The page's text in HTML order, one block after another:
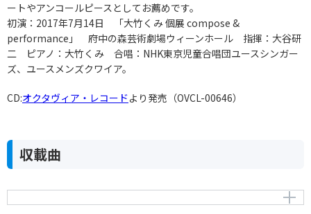
ートやアンコールピースとしてお薦めです。
初演：2017年7月14日 「大竹くみ 個展 compose &
performance」 府中の森芸術劇場ウィーンホール 指揮：大谷研
二 ピアノ：大竹くみ 合唱：NHK東京児童合唱団ユースシンガー
ズ、ユースメンズクワイア。
CD:オクタヴィア・レコードより発売（OVCL-00646）
収載曲
ねがい